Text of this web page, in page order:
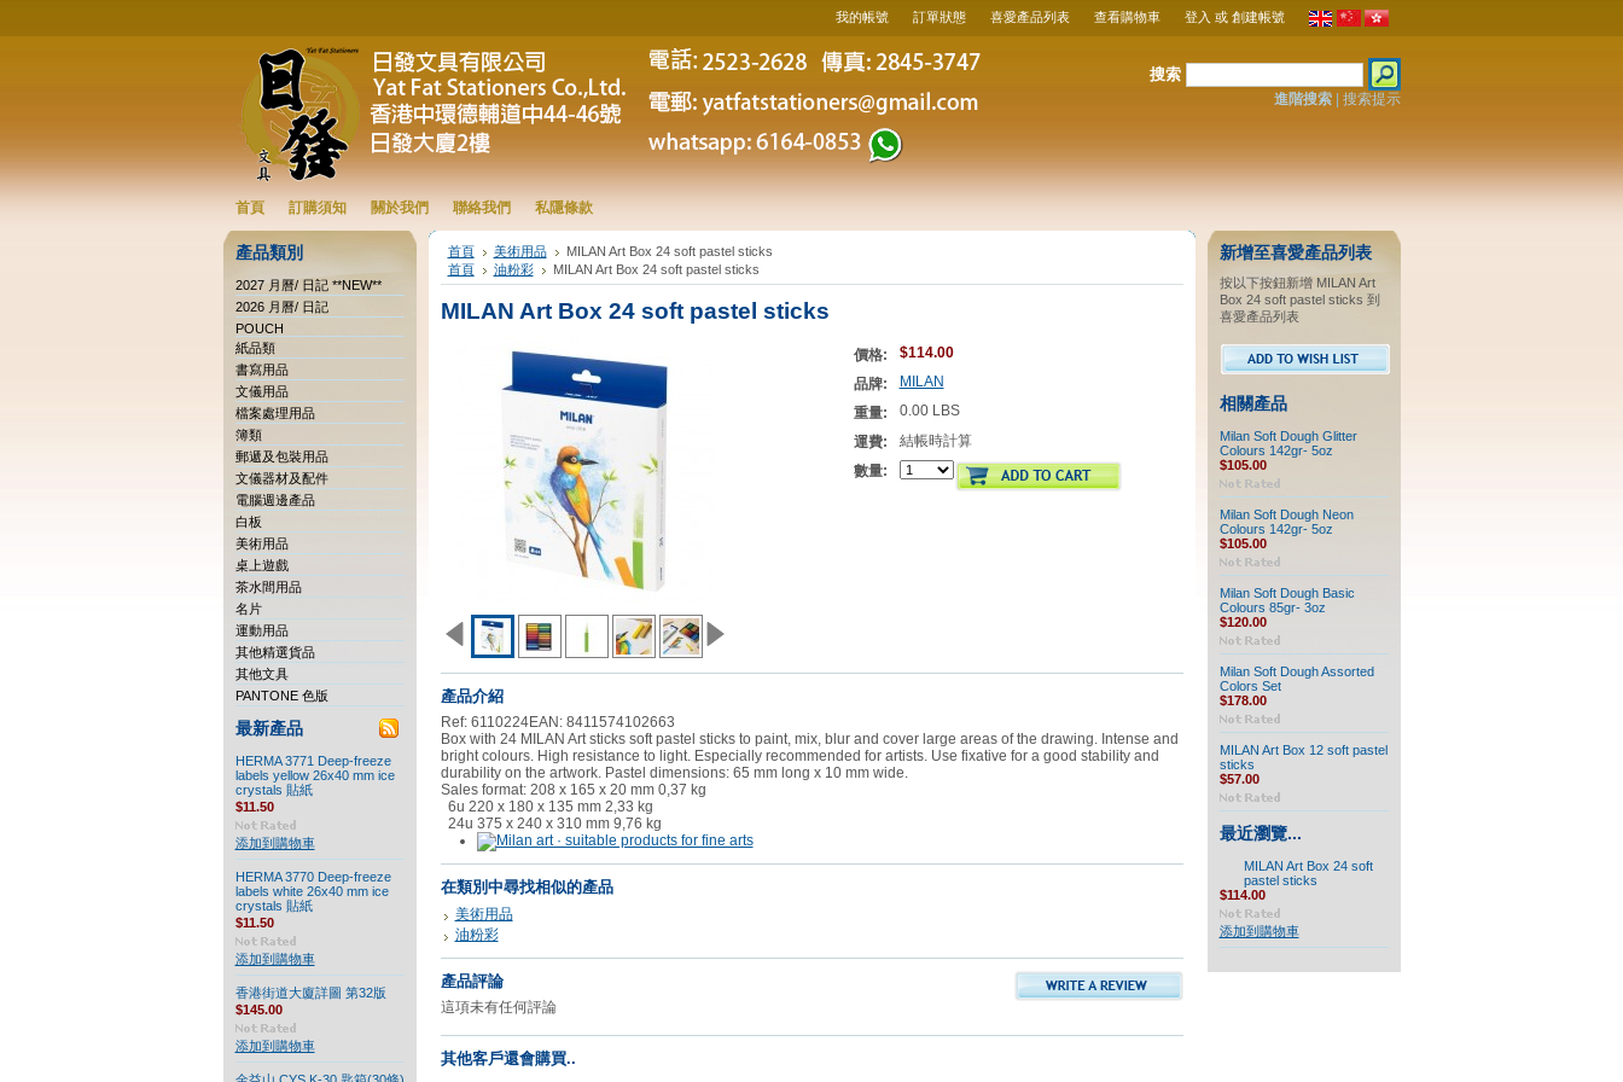
我的帳號 訂單狀態 喜愛產品列表 查看購物車 登入 或 創建帳號
搜索
進階搜索| 搜索提示
首頁 訂購須知 關於我們 聯絡我們 私隱條款
產品類別
2027 月曆/ 日記 **NEW**
2026 月曆/ 日記
POUCH
紙品類
書寫用品
文儀用品
檔案處理用品
簿類
郵遞及包裝用品
文儀器材及配件
電腦週邊產品
白板
美術用品
桌上遊戲
茶水間用品
名片
運動用品
其他精選貨品
其他文具
PANTONE 色版
最新產品
HERMA 3771 Deep-freeze
labels yellow 26x40 mm ice
crystals 貼紙
$11.50
添加到購物車
HERMA 3770 Deep-freeze
labels white 26x40 mm ice
crystals 貼紙
$11.50
添加到購物車
香港街道大廈詳圖 第32版
$145.00
添加到購物車
首頁 美術用品
MILAN Art Box 24 soft pastel sticks
首頁
油粉彩 MILAN Art Box 24 soft pastel sticks
MILAN Art Box 24 soft pastel sticks
價格:
$114.00
品牌:
MILAN
重量:
0.00 LBS
運費:
結帳時計算
數量:
產品介紹
Ref: 6110224EAN: 8411574102663
Box with 24 MILAN Art sticks soft pastel sticks to paint, mix, blur and cover large areas of the drawing. Intense and
bright colours. High resistance to light. Especially recommended for artists. Use fixative for a good stability and
durability on the artwork. Pastel dimensions: 65 mm long x 10 mm wide.
Sales format: 208 x 165 x 20 mm 0,37 kg
6u 220 x 180 x 135 mm 2,33 kg
24u 375 x 240 x 310 mm 9,76 kg
在類別中尋找相似的產品
美術用品
油粉彩
產品評論
這項未有任何評論
其他客戶還會購買..
新增至喜愛產品列表
按以下按鈕新增 MILAN Art
Box 24 soft pastel sticks 到
喜愛產品列表
相關產品
Milan Soft Dough Glitter
Colours 142gr- 5oz
$105.00
Milan Soft Dough Neon
Colours 142gr- 5oz
$105.00
Milan Soft Dough Basic
Colours 85gr- 3oz
$120.00
Milan Soft Dough Assorted
Colors Set
$178.00
MILAN Art Box 12 soft pastel
sticks
$57.00
最近瀏覽...
MILAN Art Box 24 soft
pastel sticks
$114.00
添加到購物車